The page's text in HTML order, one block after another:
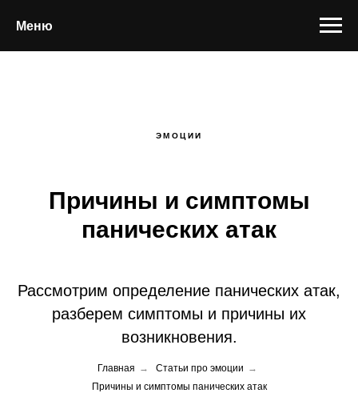
Меню
ЭМОЦИИ
Причины и симптомы
панических атак
Рассмотрим определение панических атак,
разберем симптомы и причины их
возникновения.
Главная → Статьи про эмоции →
Причины и симптомы панических атак